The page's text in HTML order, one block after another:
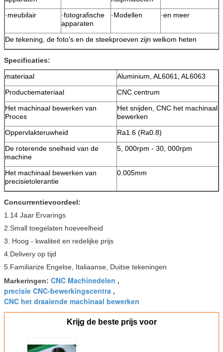
·meubilair
·fotografische
apparaten
·Modellen ·en meer
De tekening, de foto's en de steekproeven zijn welkom heten
Specificaties:
materiaal
Aluminium, AL6061, AL6063
Productiemateriaal
CNC centrum
Het machinaal bewerken van
Proces
Het snijden, CNC het machinaal
bewerken
Oppervlakteruwheid
Ra1.6 (Ra0.8)
De roterende snelheid van de
machine
5, 000rpm - 30, 000rpm
Het machinaal bewerken van
precisietolerantie
0.005mm
Concurrentievoordeel:
1.14 Jaar Ervarings
2.Small toegelaten hoeveelheid
3. Hoog - kwaliteit en redelijke prijs
4.Delivery op tijd
5.Familiarize Engelse, Italiaanse, Duitse tekeningen
Markeringen: CNC Machinedelen ,
precisie CNC-bewerkingscentra ,
CNC het draaiende machinaal bewerken
Krijg de beste prijs voor